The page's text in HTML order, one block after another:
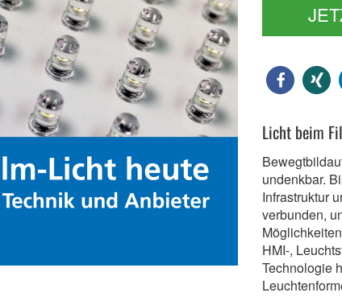
Licht beim
undenkbar.
Infrastruktur
verbunden,
HMI-,
Technologie